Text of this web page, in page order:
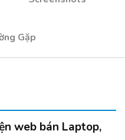
Gặp
web bán Laptop,